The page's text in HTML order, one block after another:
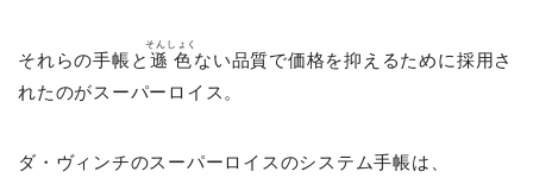
それらの手帳と 遜色
そんしょく
ない品質で価格を抑えるために採用さ
れたのがスーパーロイス。
ダ・ヴィンチのスーパーロイスのシステム手帳は、